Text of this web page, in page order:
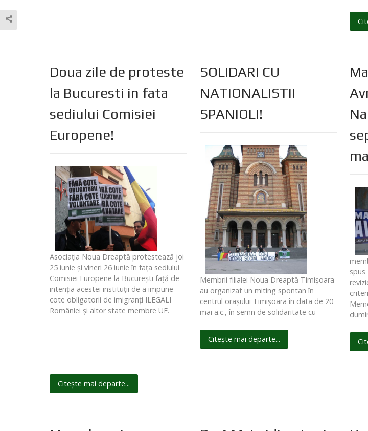
Doua zile de proteste
la Bucuresti in fata
sediului Comisiei
Europene!
Asociaţia Noua Dreaptă protestează joi
25 iunie şi vineri 26 iunie în faţa sediului
Comisiei Europene la Bucureşti faţă de
intenţia acestei instituţii de a impune
cote obligatorii de imigranţi ILEGALI
României şi altor state membre UE.
Citește mai departe...
SOLIDARI CU
NATIONALISTII
SPANIOLI!
Membrii filialei Noua Dreaptă Timişoara
au organizat un miting spontan în
centrul oraşului Timişoara în data de 20
mai a.c., în semn de solidaritate cu
Citește mai departe...
spus